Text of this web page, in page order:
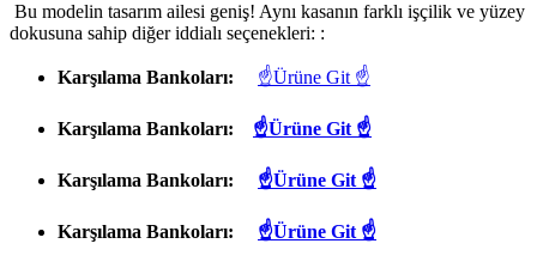
Bu modelin tasarım ailesi geniş! Aynı kasanın farklı işçilik ve yüzey
dokusuna sahip diğer iddialı seçenekleri: :
Karşılama Bankoları: ☝Ürüne Git ☝
Karşılama Bankoları: ☝Ürüne Git ☝
Karşılama Bankoları: ☝Ürüne Git ☝
Karşılama Bankoları: ☝Ürüne Git ☝